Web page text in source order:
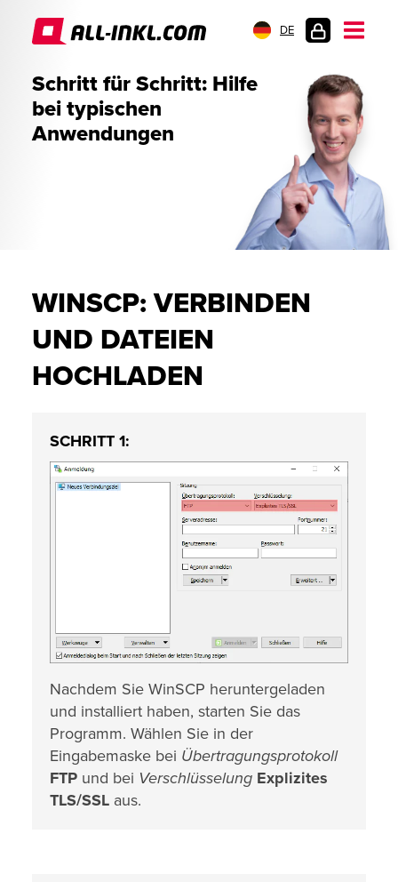
DE
Schritt für Schritt: Hilfe
bei typischen
Anwendungen
WINSCP: VERBINDEN
UND DATEIEN
HOCHLADEN
SCHRITT 1:
Nachdem Sie WinSCP heruntergeladen
und installiert haben, starten Sie das
Programm. Wählen Sie in der
Eingabemaske bei Übertragungsprotokoll
FTP und bei Verschlüsselung Explizites
TLS/SSL aus.